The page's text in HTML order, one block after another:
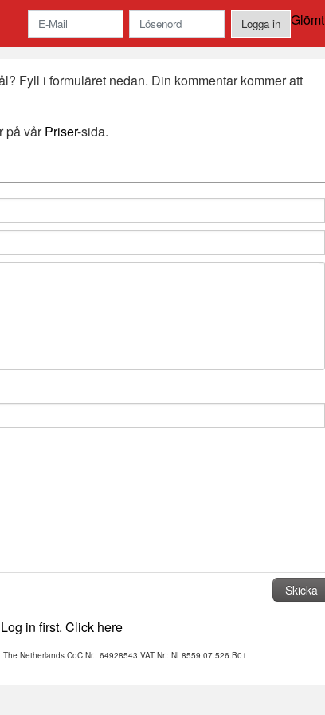
Logga in Glömt
Fyll i formuläret nedan. Din kommentar kommer att
på vårPriser-sida.
in first. Click here
Netherlands CoC Nr.: 64928543 VAT Nr.: NL8559.07.526.B01